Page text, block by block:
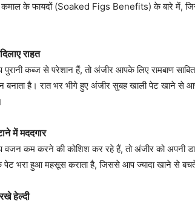
कमाल के फायदों (Soaked Figs Benefits) के बारे में,
राहत
कब्ज से परेशान हैं, तो अंजीर आपके लिए रामबाण
बनाता है। रात भर भीगे हुए अंजीर सुबह खाली पेट खाने
में मददगार
कम करने की कोशिश कर रहे हैं, तो अंजीर को अपनी
भरा हुआ महसूस कराता है, जिससे आप ज्यादा खाने से बचते
हेल्दी